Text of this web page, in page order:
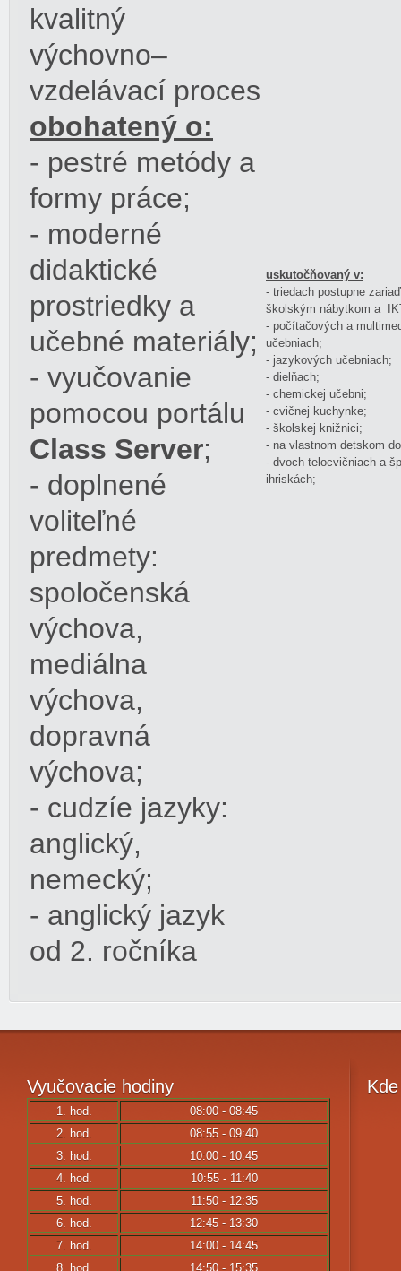
kvalitný
výchovno–
vzdelávací proces
obohatený o:
- pestré metódy a
formy práce;
- moderné
didaktické
prostriedky a
učebné materiály;
- vyučovanie
pomocou portálu
Class Server;
- doplnené
voliteľné
predmety:
spoločenská
výchova,
mediálna
výchova,
dopravná
výchova;
- cudzíe jazyky:
anglický,
nemecký;
- anglický jazyk
od 2. ročníka
uskutočňovaný v:
- triedach postupne
školským nábytkom a
- počítačových a
učebniach;
- jazykových učebniach;
- dielňach;
- chemickej učebni;
- cvičnej kuchynke;
- školskej knižnici;
- na vlastnom detskom
- dvoch telocvičniach a
ihriskách;
Vyučovacie hodiny
1. hod.
08:00 - 08:45
2. hod.
08:55 - 09:40
3. hod.
10:00 - 10:45
4. hod.
10:55 - 11:40
5. hod.
11:50 - 12:35
6. hod.
12:45 - 13:30
7. hod.
14:00 - 14:45
8. hod.
14:50 - 15:35
Kde